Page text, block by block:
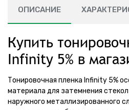
ОПИСАНИЕ
Купить
Infinity 5% в
Тонировочная пленка Infinity 5%
материала для затемнения
наружного металлизированного